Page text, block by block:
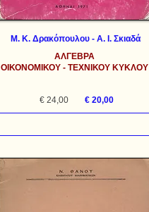
Μ. Κ. Δρακόπουλου - Α. Ι. Σκιαδά
ΑΛΓΕΒΡΑ
ΟΙΚΟΝΟΜΙΚΟΥ - ΤΕΧΝΙΚΟΥ ΚΥΚΛΟΥ
€ 24,00 € 20,00